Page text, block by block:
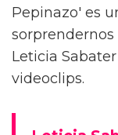
Pepinazo' es
Leticia
videoclips.